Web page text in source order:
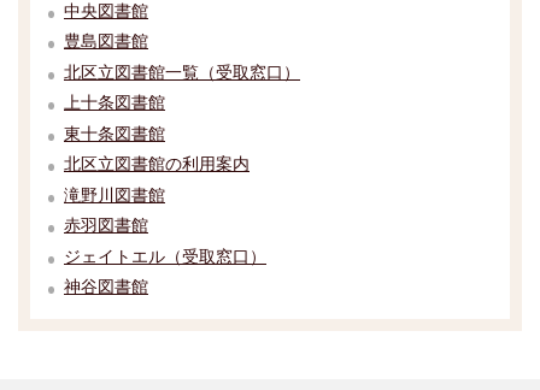
中央図書館
豊島図書館
北区立図書館一覧（受取窓口）
上十条図書館
東十条図書館
北区立図書館の利用案内
滝野川図書館
赤羽図書館
ジェイトエル（受取窓口）
神谷図書館